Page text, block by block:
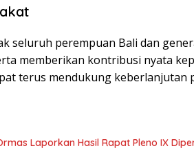
seluruh perempuan Bali dan
memberikan kontribusi nyata
terus mendukung keberlanjutan
Laporkan Hasil Rapat Pleno IX